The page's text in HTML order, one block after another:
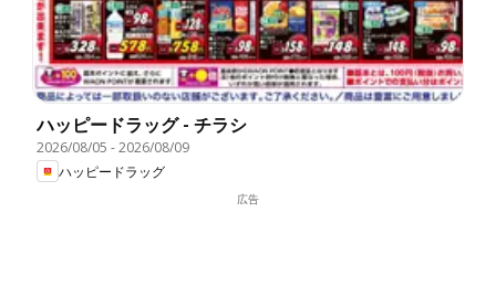
ハッピードラッグ - チラシ
2026/08/05 -2026/08/09
ハッピードラッグ
広告